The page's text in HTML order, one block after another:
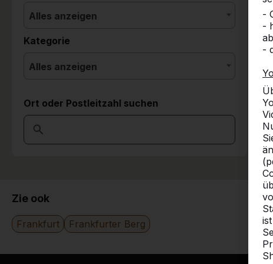
-
-
-
Alles anzeigen
Kategorie
Alles anzeigen
Ort oder Postleitzahl suchen
Zie ook
Frankfurt Frankfurter Berg